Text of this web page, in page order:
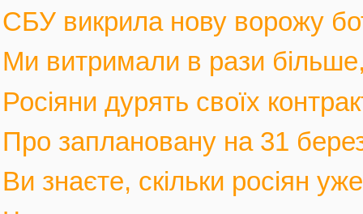
СБУ викрила нову ворожу
Ми витримали в рази
Росіяни дурять своїх
Про заплановану на 31
Ви знаєте, скільки росіян